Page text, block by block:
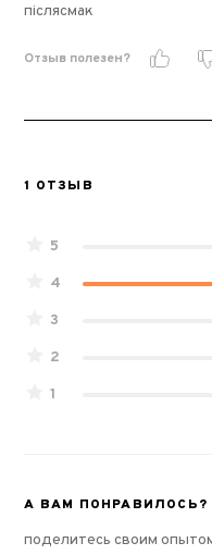
післясмак
Отзыв полезен?
1 ОТЗЫВ
5
4
3
2
1
А ВАМ ПОНРАВИЛОСЬ?
поделитесь своим